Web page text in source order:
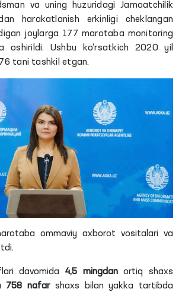
va uning huzuridagi Jamoatchilik
harakatlanish erkinligi cheklangan
joylarga 177 marotaba monitoring
oshirildi. Ushbu ko‘rsatkich 2020 yil
tani tashkil etgan.
ommaviy axborot vositalari va
davomida 4,5 mingdanortiq shaxs
758 nafar shaxs bilan yakka tartibda